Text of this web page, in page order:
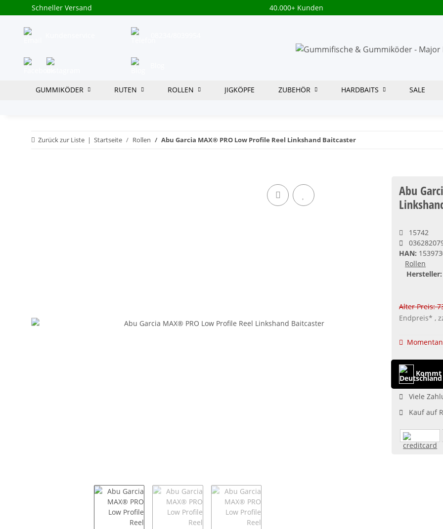
Schneller Versand 40.000+ Kunden
GUMMIKÖDER RUTEN ROLLEN JIGKÖPFE ZUBEHÖR HARDBAITS SALE
Zurück zur Liste Startseite Rollen Abu Garcia MAX® PRO Low Profile Reel Linkshand Baitcaster
Abu
15742
HAN:
Rollen
Hersteller:
Alter Preis:
Endpreis* ,
Kommt
Viele
Kauf auf